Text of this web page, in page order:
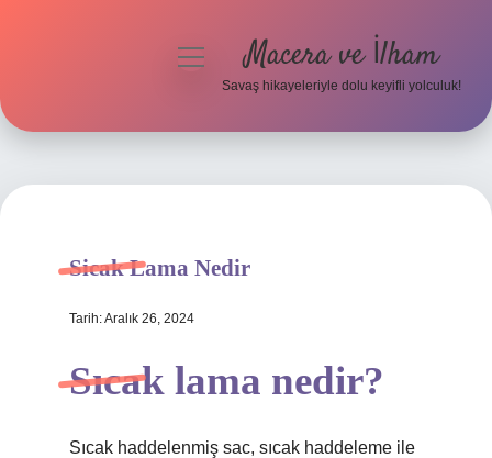
menüyüMacera ve İlham
Savaş hikayeleriyle dolu keyifli yolculuk!
Sicak Lama Nedir
Tarih: Aralık 26, 2024
Sıcak lama nedir?
Sıcak haddelenmiş sac, sıcak haddeleme ile